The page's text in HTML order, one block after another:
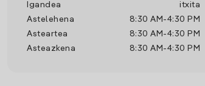
Igandea
itxita
Astelehena
8:30 AM -4:30 PM
Asteartea
8:30 AM -4:30 PM
Asteazkena
8:30 AM -4:30 PM